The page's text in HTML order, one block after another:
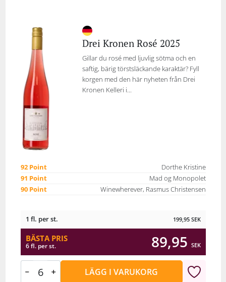
Drei Kronen Rosé 2025
Gillar du rosé med ljuvlig sötma och en
saftig, bärig törstsläckande karaktär? Fyll
korgen med den här nyheten från Drei
Kronen Kelleri i...
92 Point
Dorthe Kristine
91 Point
Mad og Monopolet
90 Point
Winewherever, Rasmus Christensen
1 fl. per st. 199,95 SEK
BÄSTA PRIS
6 fl. per st. 89,95 SEK
LÄGG I VARUKORG